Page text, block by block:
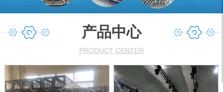
产品中心
PRODUCT CENTER